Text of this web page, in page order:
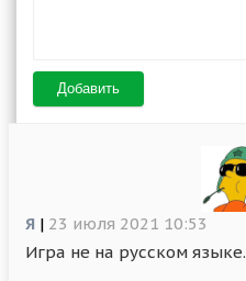
Добавить
Я | 23 июля 2021 10:53
Игра не на русском языке.